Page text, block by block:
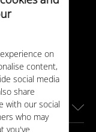
on
content,
social media
share
with our social
who may
you've